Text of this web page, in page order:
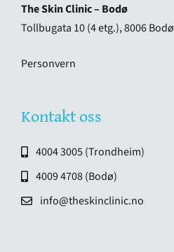
The Skin Clinic – Bodø
Tollbugata 10 (4 etg.), 8006 Bodø
Personvern
Kontakt oss
4004 3005 (Trondheim)
4009 4708 (Bodø)
info@theskinclinic.no